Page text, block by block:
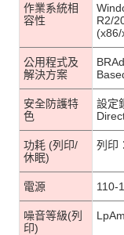
作業系統相
容性
R2/
(x86/
公用程式及
解決方案
安全防護特
色
設定
功耗 (列印/
休眠)
列印
電源 110-
噪音等級(列
印)